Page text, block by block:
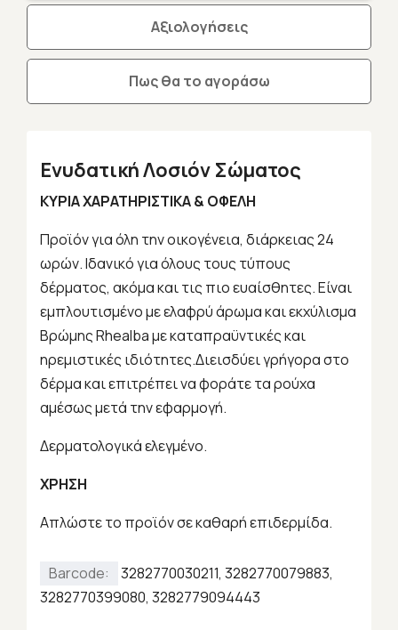
Αξιολογήσεις
Πως θα το αγοράσω
Ενυδατική Λοσιόν Σώματος
ΚΥΡΙΑ ΧΑΡΑΤΗΡΙΣΤΙΚΑ & ΟΦΕΛΗ
Προϊόν για όλη την οικογένεια, διάρκειας 24
ωρών. Ιδανικό για όλους τους τύπους
δέρματος, ακόμα και τις πιο ευαίσθητες. Είναι
εμπλουτισμένο με ελαφρύ άρωμα και εκχύλισμα
Βρώμης Rhealba με καταπραϋντικές και
ηρεμιστικές ιδιότητες.Διεισδύει γρήγορα στο
δέρμα και επιτρέπει να φοράτε τα ρούχα
αμέσως μετά την εφαρμογή.
Δερματολογικά ελεγμένο.
ΧΡΗΣΗ
Απλώστε το προϊόν σε καθαρή επιδερμίδα.
Barcode:
3282770030211, 3282770079883,
3282770399080, 3282779094443